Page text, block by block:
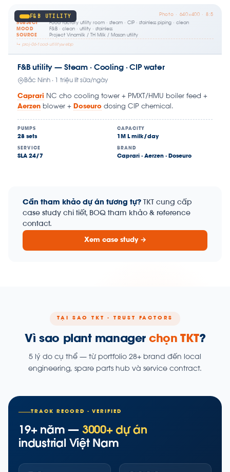
F&B UTILITY Photo · 640×400 · 8:5
SUBJECT
Food factory utility room · steam · CIP · stainless piping · clean
MOOD
F&B · clean · utility · stainless
SOURCE
Project Vinamilk / TH Milk / Masan utility
↳ proj-06-food-utility.webp
F&B utility — Steam · Cooling · CIP water
Bắc Ninh · 1 triệu lít sữa/ngày
Caprari NC cho cooling tower + PMXT/HMU boiler feed +
Aerzen blower + Doseuro dosing CIP chemical.
PUMPS
28 sets
CAPACITY
1M L milk/day
SERVICE
SLA 24/7
BRAND
Caprari · Aerzen · Doseuro
Cần tham khảo dự án tương tự? TKT cung cấp
case study chi tiết, BOQ tham khảo & reference
contact.
Xem case study →
TẠI SAO TKT · TRUST FACTORS
Vì sao plant managerchọn TKT?
5 lý do cụ thể — từ portfolio 28+ brand đến local
engineering, spare parts hub và service contract.
TRACK RECORD · VERIFIED
19+ năm — 3000+ dự án
industrial Việt Nam